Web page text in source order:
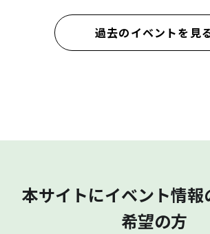
過去のイベントを見
本サイトにイベント情報
希望の方